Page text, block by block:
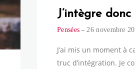
J’intègre donc
Pensées 26 novembre
J’ai mis un moment à
truc d’intégration. Je